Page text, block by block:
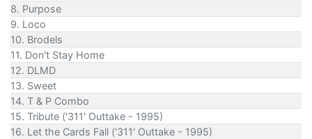
8. Purpose
9. Loco
10. Brodels
11. Don't Stay Home
12. DLMD
13. Sweet
14. T & P Combo
15. Tribute ('311' Outtake - 1995)
16. Let the Cards Fall ('311' Outtake - 1995)